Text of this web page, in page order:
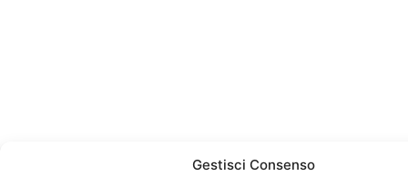
Gestisci Consenso